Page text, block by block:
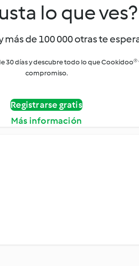
lo que ves?
más de 100 000 otras te
30 días y descubre todo lo que
compromiso.
Registrarse gratis
Más información